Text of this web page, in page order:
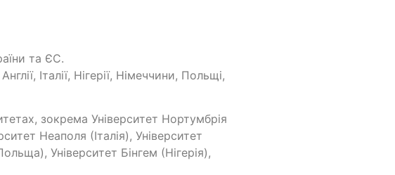
та ЄС.
Італії, Нігерії, Німеччини, Польщі,
зокрема Університет Нортумбрія
Неаполя (Італія), Університет
Університет Бінгем (Нігерія),